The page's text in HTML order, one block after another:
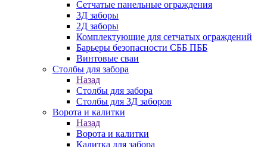
Сетчатые панельные ограждения
3Д заборы
2Д заборы
Комплектующие для сетчатых ограждений
Барьеры безопасности СББ ПББ
Винтовые сваи
Столбы для забора
Назад
Столбы для забора
Столбы для 3Д заборов
Ворота и калитки
Назад
Ворота и калитки
Калитка для забора